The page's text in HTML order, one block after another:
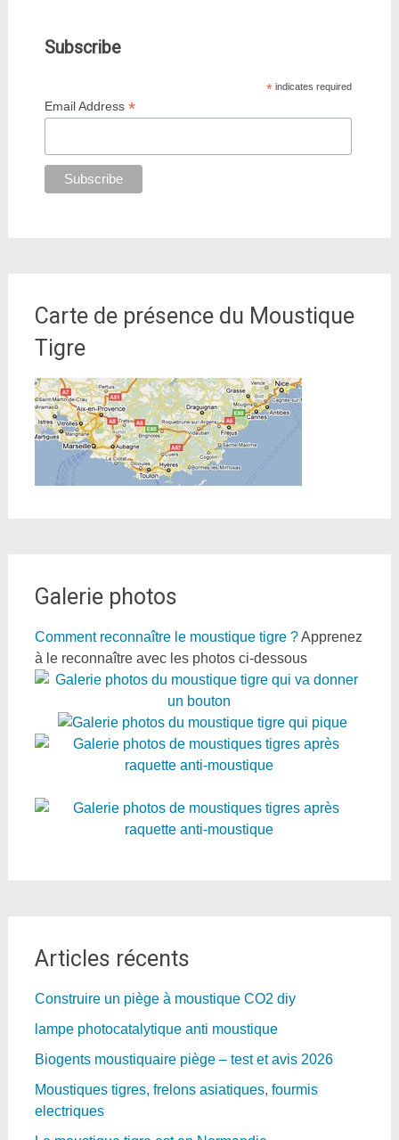
Subscribe
*indicates required
Email Address*
Carte de présence du Moustique
Tigre
Galerie photos
Comment reconnaître le moustique tigre ?Apprenez
à le reconnaître avec les photos ci-dessous
Articles récents
Construire un piège à moustique CO2 diy
lampe photocatalytique anti moustique
Biogents moustiquaire piège – test et avis 2026
Moustiques tigres, frelons asiatiques, fourmis
electriques